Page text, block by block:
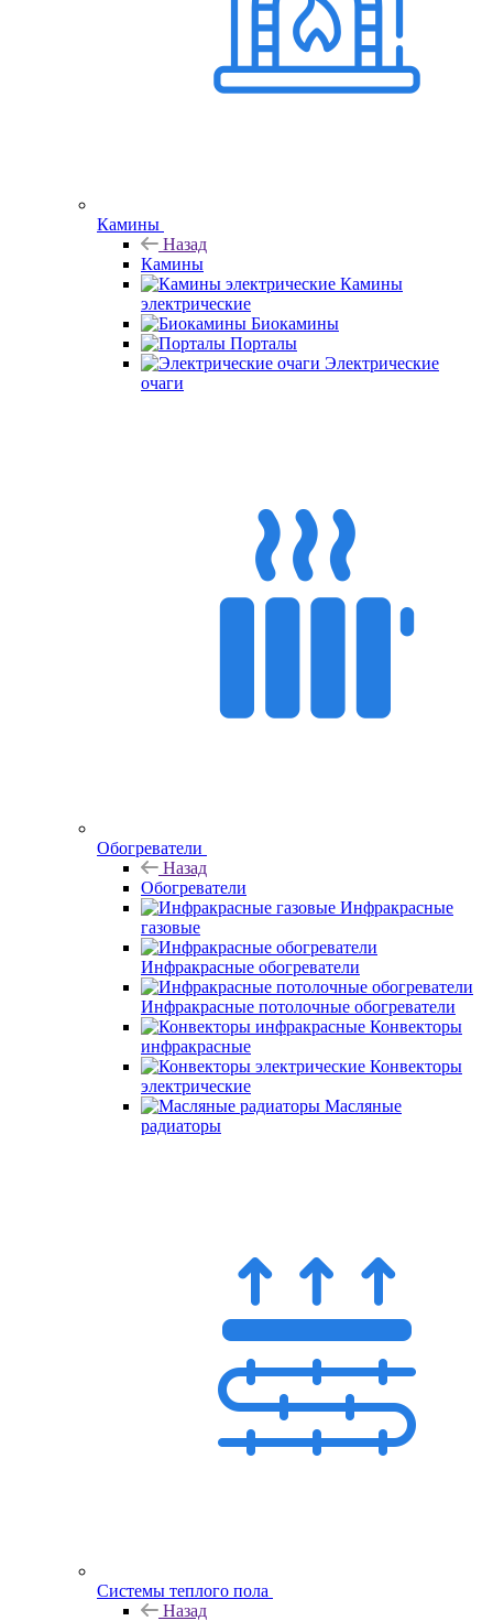
Камины
Назад
Камины
Камины
электрические
Биокамины
Порталы
Электрические
очаги
Обогреватели
Назад
Обогреватели
Инфракрасные
газовые
Инфракрасные обогреватели
Инфракрасные потолочные обогреватели
Конвекторы
инфракрасные
Конвекторы
электрические
Масляные
радиаторы
Системы теплого пола
Назад